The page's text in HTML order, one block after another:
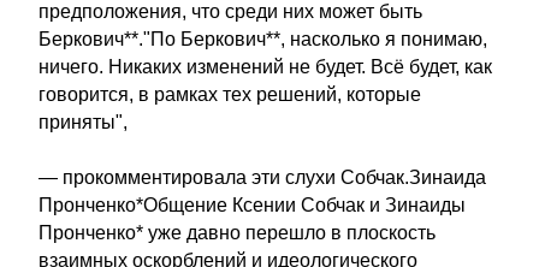
предположения, что среди них может быть
Беркович**."По Беркович**, насколько я понимаю,
ничего. Никаких изменений не будет. Всё будет, как
говорится, в рамках тех решений, которые
приняты",
— прокомментировала эти слухи Собчак.Зинаида
Пронченко*Общение Ксении Собчак и Зинаиды
Пронченко* уже давно перешло в плоскость
взаимных оскорблений и идеологического